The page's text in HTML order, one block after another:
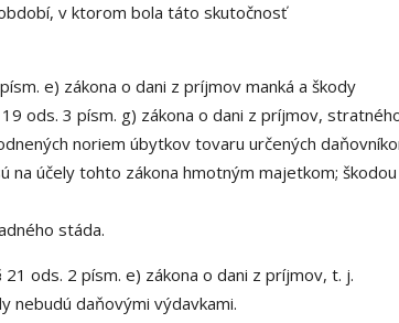
v ktorom bola táto skutočnosť
e) zákona o dani z príjmov manká a škody
ods. 3 písm. g) zákona o dani z príjmov,
noriem úbytkov tovaru určených
na účely tohto zákona hmotným majetkom; škodou
stáda.
ods. 2 písm. e) zákona o dani z príjmov, t. j.
nebudú daňovými výdavkami.